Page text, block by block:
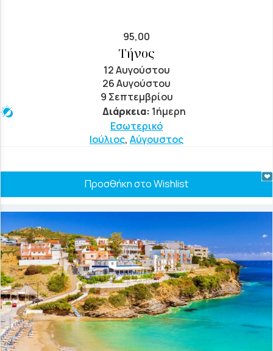
95,00
Τήνος
12 Αυγούστου
26 Αυγούστου
9 Σεπτεμβρίου
Διάρκεια: 1ήμερη
Εσωτερικό
Ιούλιος, Αύγουστος
Προσθήκη στο Wishlist